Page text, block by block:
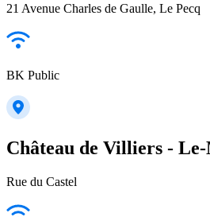
21 Avenue Charles de Gaulle, Le Pecq
BK Public
Château de Villiers -
Rue du Castel